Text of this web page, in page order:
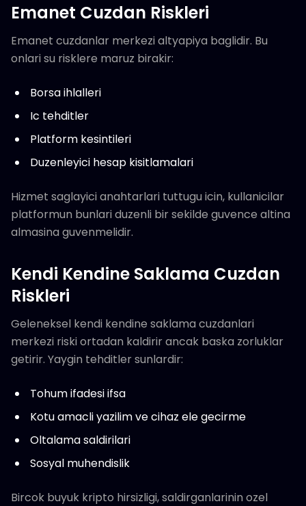
Emanet Cuzdan Riskleri
Emanet cuzdanlar merkezi altyapiya baglidir. Bu
onlari su risklere maruz birakir:
Borsa ihlalleri
Ic tehditler
Platform kesintileri
Duzenleyici hesap kisitlamalari
Hizmet saglayici anahtarlari tuttugu icin, kullanicilar
platformun bunlari duzenli bir sekilde guvence altina
almasina guvenmelidir.
Kendi Kendine Saklama Cuzdan
Riskleri
Geleneksel kendi kendine saklama cuzdanlari
merkezi riski ortadan kaldirir ancak baska zorluklar
getirir. Yaygin tehditler sunlardir:
Tohum ifadesi ifsa
Kotu amacli yazilim ve cihaz ele gecirme
Oltalama saldirilari
Sosyal muhendislik
Bircok buyuk kripto hirsizligi, saldirganlarinin ozel